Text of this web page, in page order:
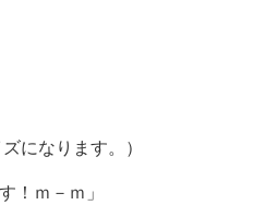
になります。）
！ｍ－ｍ」